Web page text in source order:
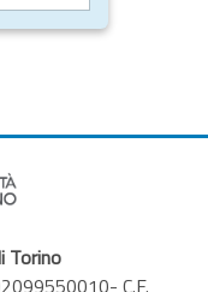
Torino
C.F.